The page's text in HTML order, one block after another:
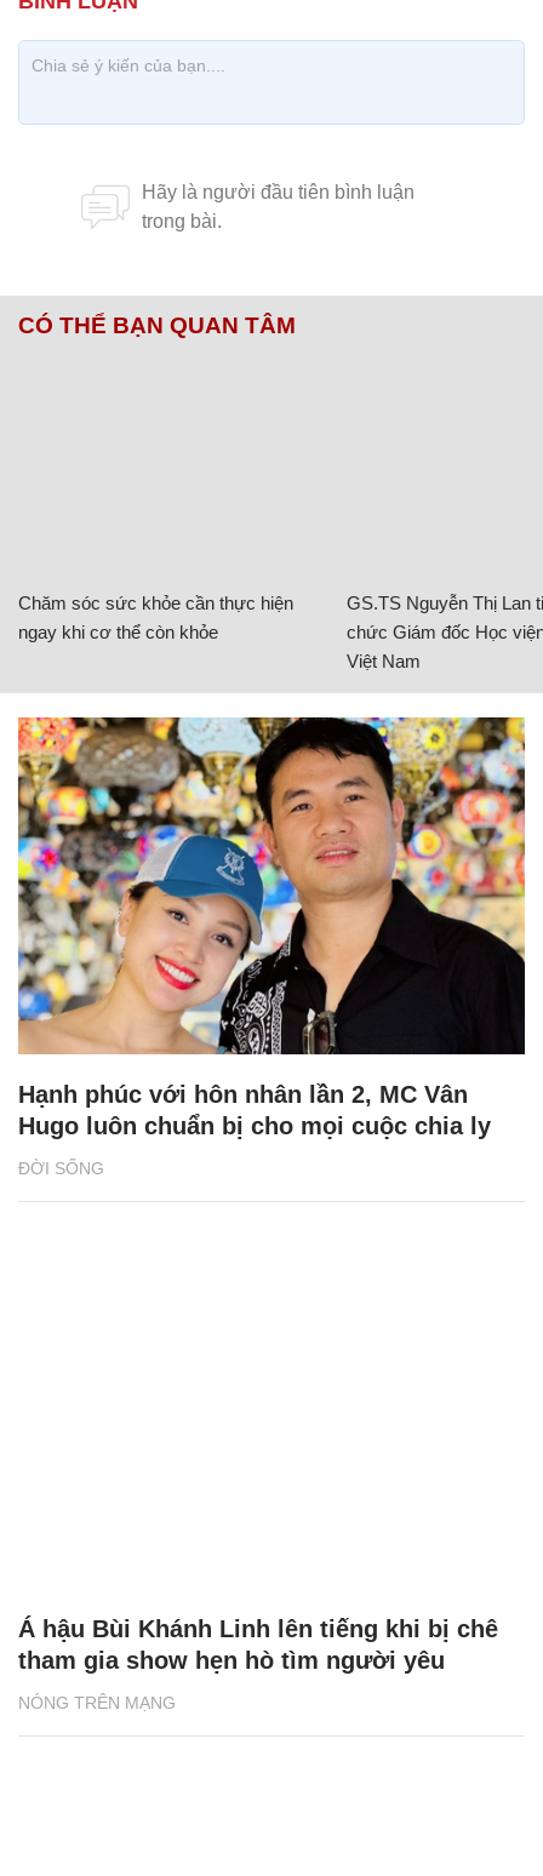
CÓ THỂ BẠN QUAN TÂM
Chăm sóc sức khỏe cần thực hiện
ngay khi cơ thể còn khỏe
GS.TS Nguyễn Thị Lan
chức Giám đốc Học
Việt Nam
ĐỜI SỐNG
Hạnh phúc với hôn nhân lần 2, MC Vân
Hugo luôn chuẩn bị cho mọi cuộc chia ly
NÓNG TRÊN MẠNG
Á hậu Bùi Khánh Linh lên tiếng khi bị chê
tham gia show hẹn hò tìm người yêu